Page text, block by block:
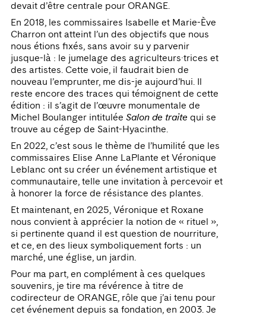
devait d’être centrale pour ORANGE.
En 2018, les commissaires Isabelle et Marie-Ève
Charron ont atteint l’un des objectifs que nous
nous étions fixés, sans avoir su y parvenir
jusque-là : le jumelage des agriculteurs·trices et
des artistes. Cette voie, il faudrait bien de
nouveau l’emprunter, me dis-je aujourd’hui. Il
reste encore des traces qui témoignent de cette
édition : il s’agit de l’œuvre monumentale de
Michel Boulanger intitulée Salon de traite qui se
trouve au cégep de Saint-Hyacinthe.
En 2022, c’est sous le thème de l’humilité que les
commissaires Elise Anne LaPlante et Véronique
Leblanc ont su créer un événement artistique et
communautaire, telle une invitation à percevoir et
à honorer la force de résistance des plantes.
Et maintenant, en 2025, Véronique et Roxane
nous convient à apprécier la notion de « rituel »,
si pertinente quand il est question de nourriture,
et ce, en des lieux symboliquement forts : un
marché, une église, un jardin.
Pour ma part, en complément à ces quelques
souvenirs, je tire ma révérence à titre de
codirecteur de ORANGE, rôle que j’ai tenu pour
cet événement depuis sa fondation, en 2003. Je